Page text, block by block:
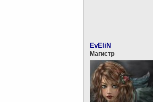
EvEliN
Магистр